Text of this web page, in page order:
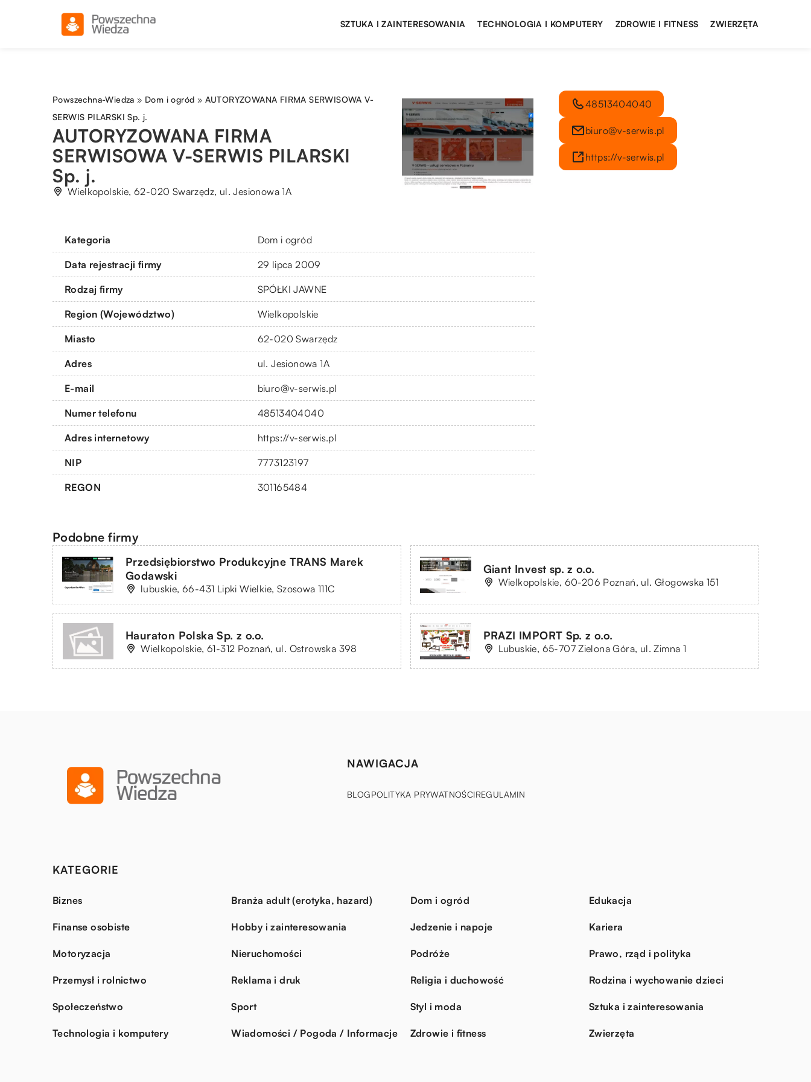
SZTUKA I ZAINTERESOWANIA TECHNOLOGIA I KOMPUTERY ZDROWIE I FITNESS ZWIERZĘTA
Powszechna-Wiedza » Dom i ogród » AUTORYZOWANA FIRMA SERWISOWA V-
SERWIS PILARSKI Sp. j.
AUTORYZOWANA FIRMA
SERWISOWA V-SERWIS PILARSKI
Sp. j.
Wielkopolskie, 62-020 Swarzędz, ul. Jesionowa 1A
Kategoria Dom i ogród
Data rejestracji firmy 29 lipca 2009
Rodzaj firmy SPÓŁKI JAWNE
Region (Województwo) Wielkopolskie
Miasto 62-020 Swarzędz
Adres ul. Jesionowa 1A
E-mail biuro@v-serwis.pl
Numer telefonu 48513404040
Adres internetowy https://v-serwis.pl
NIP 7773123197
REGON 301165484
48513404040
biuro@v-serwis.pl
https://v-serwis.pl
Podobne firmy
Przedsiębiorstwo Produkcyjne TRANS Marek
Godawski
lubuskie, 66-431 Lipki Wielkie, Szosowa 111C
Giant Invest sp. z o.o.
Wielkopolskie, 60-206 Poznań, ul. Głogowska 151
Hauraton Polska Sp. z o.o.
Wielkopolskie, 61-312 Poznań, ul. Ostrowska 398
PRAZI IMPORT Sp. z o.o.
Lubuskie, 65-707 Zielona Góra, ul. Zimna 1
NAWIGACJA
BLOGPOLITYKA PRYWATNOŚCIREGULAMIN
KATEGORIE
Biznes Branża adult (erotyka, hazard) Dom i ogród Edukacja
Finanse osobiste Hobby i zainteresowania Jedzenie i napoje Kariera
Motoryzacja Nieruchomości Podróże Prawo, rząd i polityka
Przemysł i rolnictwo Reklama i druk Religia i duchowość Rodzina i wychowanie dzieci
Społeczeństwo Sport Styl i moda Sztuka i zainteresowania
Technologia i komputery Wiadomości / Pogoda / Informacje Zdrowie i fitness Zwierzęta